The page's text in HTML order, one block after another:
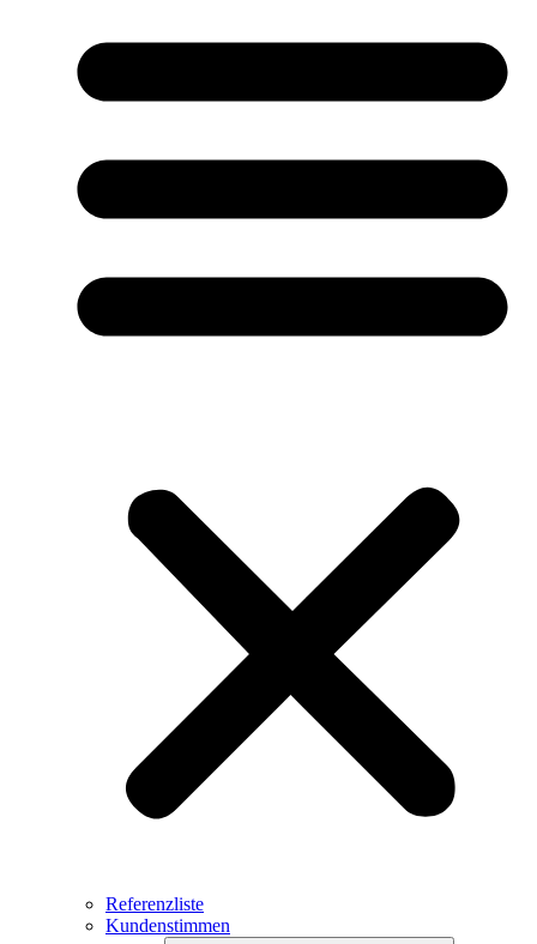
Referenzliste
Kundenstimmen